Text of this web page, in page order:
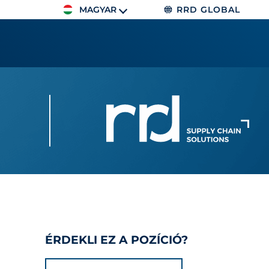
MAGYAR RRD GLOBAL
ÉRDEKLI EZ A POZÍCIÓ?